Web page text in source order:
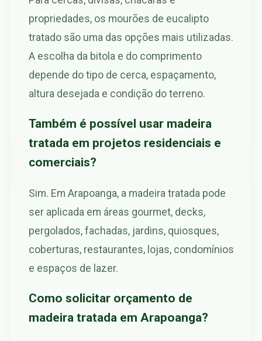
propriedades, os mourões de eucalipto
tratado são uma das opções mais utilizadas.
A escolha da bitola e do comprimento
depende do tipo de cerca, espaçamento,
altura desejada e condição do terreno.
Também é possível usar madeira
tratada em projetos residenciais e
comerciais?
Sim. Em Arapoanga, a madeira tratada pode
ser aplicada em áreas gourmet, decks,
pergolados, fachadas, jardins, quiosques,
coberturas, restaurantes, lojas, condomínios
e espaços de lazer.
Como solicitar orçamento de
madeira tratada em Arapoanga?